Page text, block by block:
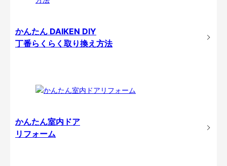
かんたん DAIKEN DIY
丁番らくらく取り換え方法
かんたん室内ドア
リフォーム